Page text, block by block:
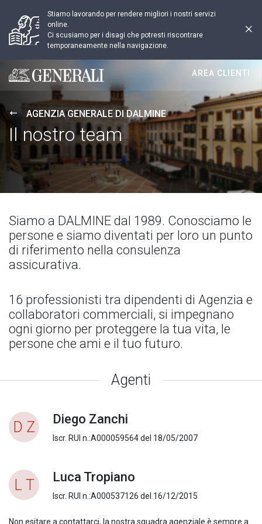
Stiamo lavorando per rendere migliori i nostri servizi
online.
Ci scusiamo per i disagi che potresti riscontrare
temporaneamente nella navigazione.
Generali logo
AREA CLIENTI
AGENZIA GENERALE DI DALMINE
Il nostro team
Siamo a DALMINE dal 1989. Conosciamo le
persone e siamo diventati per loro un punto
di riferimento nella consulenza
assicurativa.
16 professionisti tra dipendenti di Agenzia e
collaboratori commerciali, si impegnano
ogni giorno per proteggere la tua vita, le
persone che ami e il tuo futuro.
Agenti
D Z Diego Zanchi
Iscr. RUI n.:A000059564 del 18/05/2007
L T Luca Tropiano
Iscr. RUI n.:A000537126 del 16/12/2015
Non esitare a contattarci, la nostra squadra agenziale è sempre a